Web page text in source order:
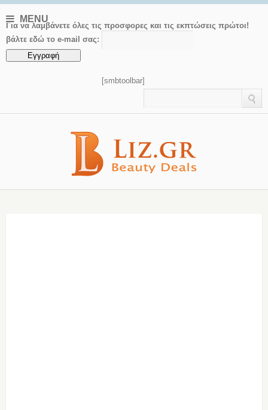
MENU
Για να λαμβάνετε όλες τις προσφορες και τις εκπτώσεις πρώτοι!
βάλτε εδώ το e-mail σας:
[smbtoolbar]